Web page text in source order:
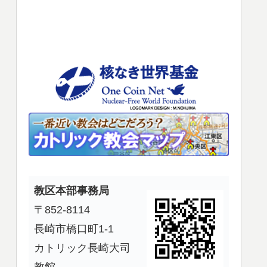
く
さ
い。
教区本部事務局
〒852-8114
長崎市橋口町1-1
カトリック長崎大司